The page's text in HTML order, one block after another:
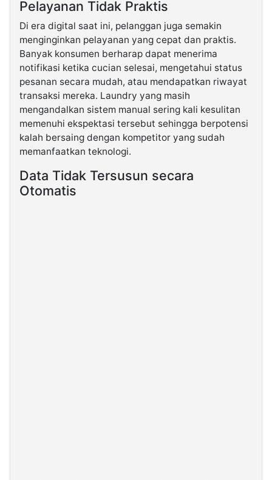
Pelayanan Tidak Praktis
Di era digital saat ini, pelanggan juga semakin
menginginkan pelayanan yang cepat dan praktis.
Banyak konsumen berharap dapat menerima
notifikasi ketika cucian selesai, mengetahui status
pesanan secara mudah, atau mendapatkan riwayat
transaksi mereka. Laundry yang masih
mengandalkan sistem manual sering kali kesulitan
memenuhi ekspektasi tersebut sehingga berpotensi
kalah bersaing dengan kompetitor yang sudah
memanfaatkan teknologi.
Data Tidak Tersusun secara
Otomatis